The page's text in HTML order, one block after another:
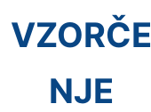
VZORČE
NJE